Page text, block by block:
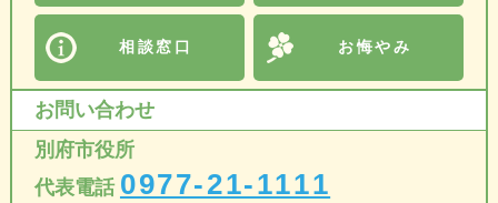
相談窓口 お悔やみ
お問い合わせ
別府市役所
代表電話 0977-21-1111